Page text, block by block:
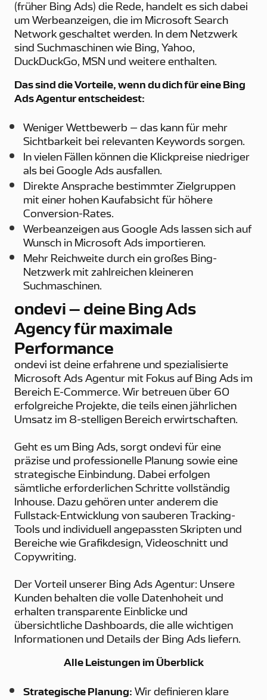
(früher Bing Ads) die Rede, handelt es sich dabei
um Werbeanzeigen, die im Microsoft Search
Network geschaltet werden. In dem Netzwerk
sind Suchmaschinen wie Bing, Yahoo,
DuckDuckGo, MSN und weitere enthalten.
Das sind die Vorteile, wenn du dich für eine Bing
Ads Agentur entscheidest:
Weniger Wettbewerb – das kann für mehr
Sichtbarkeit bei relevanten Keywords sorgen.
In vielen Fällen können die Klickpreise niedriger
als bei Google Ads ausfallen.
Direkte Ansprache bestimmter Zielgruppen
mit einer hohen Kaufabsicht für höhere
Conversion-Rates.
Werbeanzeigen aus Google Ads lassen sich auf
Wunsch in Microsoft Ads importieren.
Mehr Reichweite durch ein großes Bing-
Netzwerk mit zahlreichen kleineren
Suchmaschinen.
ondevi – deine Bing Ads
Agency für maximale
Performance
ondevi ist deine erfahrene und spezialisierte
Microsoft Ads Agentur mit Fokus auf Bing Ads im
Bereich E-Commerce. Wir betreuen über 60
erfolgreiche Projekte, die teils einen jährlichen
Umsatz im 8-stelligen Bereich erwirtschaften.
Geht es um Bing Ads, sorgt ondevi für eine
präzise und professionelle Planung sowie eine
strategische Einbindung. Dabei erfolgen
sämtliche erforderlichen Schritte vollständig
Inhouse. Dazu gehören unter anderem die
Fullstack-Entwicklung von sauberen Tracking-
Tools und individuell angepassten Skripten und
Bereiche wie Grafikdesign, Videoschnitt und
Copywriting.
Der Vorteil unserer Bing Ads Agentur: Unsere
Kunden behalten die volle Datenhoheit und
erhalten transparente Einblicke und
übersichtliche Dashboards, die alle wichtigen
Informationen und Details der Bing Ads liefern.
Alle Leistungen im Überblick
Strategische Planung: Wir definieren klare